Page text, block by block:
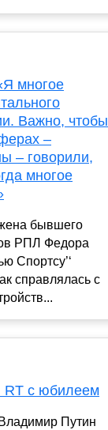
многое
Важно, чтобы
–
– говорили,
многое
бывшего
РПЛ Федора
Спортсу’‘
справлялась с
RT с юбилеем
Путин